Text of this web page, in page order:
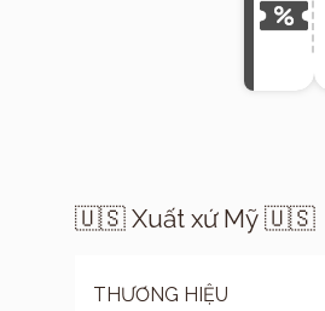
🇺🇸 Xuất xứ Mỹ 🇺🇸
THƯƠNG HIỆU